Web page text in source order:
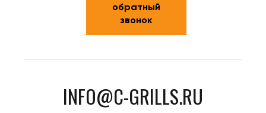
обратный
звонок
INFO@C-GRILLS.RU